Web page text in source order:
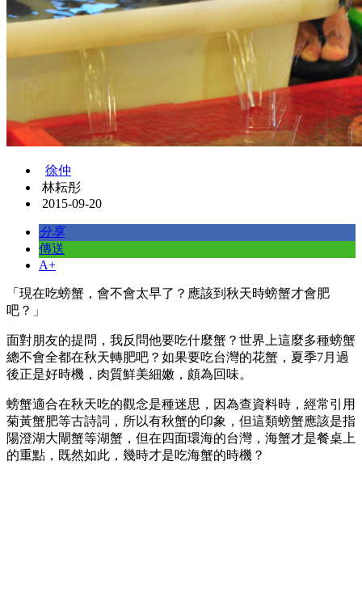
徐仲
林耘彤
2015-09-20
分享
傳送
A+
「現在吃螃蟹，會不會太早了？應該到秋天時螃蟹才會肥
吧？」
面對朋友的提問，我反問他要吃什麼蟹？世界上這麼多種螃蟹
總不會全都在秋天轉肥吧？如果要吃台灣的花蟹，夏季7月過
後正是好時機，肉質鮮美細嫩，頗為回味。
螃蟹適合在秋天吃的觀念是種迷思，因為查資料時，經常引用
菊黃蟹肥等古詩詞，所以有秋蟹的印象，但這類螃蟹應該是指
陽澄湖大閘蟹等湖蟹，但在四面環海的台灣，海蟹才是餐桌上
的重點，既然如此，幾時才是吃海蟹的時機？